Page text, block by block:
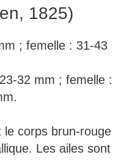
1825)
; femelle : 31-43
32 mm ; femelle :
le corps brun-rouge
Les ailes sont